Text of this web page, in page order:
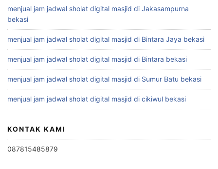
menjual jam jadwal sholat digital masjid di Jakasampurna
bekasi
menjual jam jadwal sholat digital masjid di Bintara Jaya bekasi
menjual jam jadwal sholat digital masjid di Bintara bekasi
menjual jam jadwal sholat digital masjid di Sumur Batu bekasi
menjual jam jadwal sholat digital masjid di cikiwul bekasi
KONTAK KAMI
087815485879